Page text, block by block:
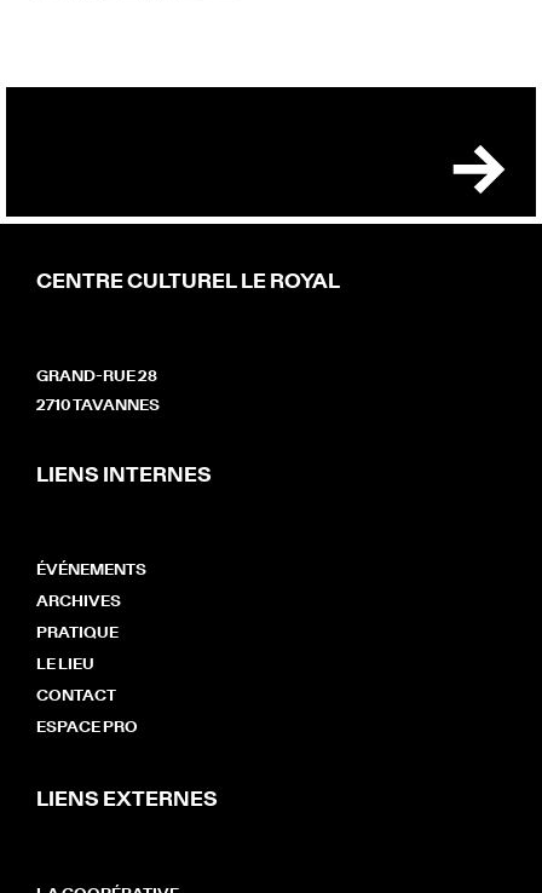
CENTRE CULTUREL LE ROYAL
GRAND-RUE 28
2710 TAVANNES
LIENS INTERNES
ÉVÉNEMENTS
ARCHIVES
PRATIQUE
LE LIEU
CONTACT
ESPACE PRO
LIENS EXTERNES